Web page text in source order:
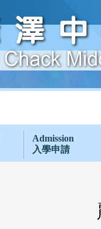
Admission
入學申請